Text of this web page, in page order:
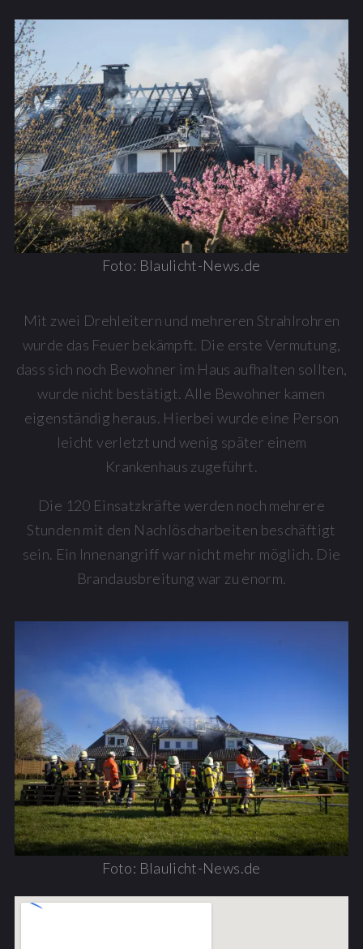
Foto: Blaulicht-News.de
Mit zwei Drehleitern und mehreren Strahlrohren
wurde das Feuer bekämpft. Die erste Vermutung,
dass sich noch Bewohner im Haus aufhalten sollten,
wurde nicht bestätigt. Alle Bewohner kamen
eigenständig heraus. Hierbei wurde eine Person
leicht verletzt und wenig später einem
Krankenhaus zugeführt.
Die 120 Einsatzkräfte werden noch mehrere
Stunden mit den Nachlöscharbeiten beschäftigt
sein. Ein Innenangriff war nicht mehr möglich. Die
Brandausbreitung war zu enorm.
Foto: Blaulicht-News.de